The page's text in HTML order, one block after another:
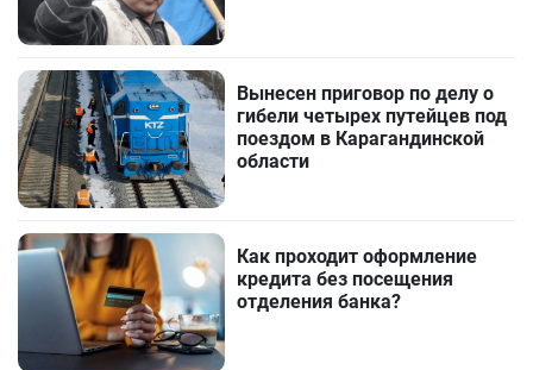
Вынесен приговор по делу о
гибели четырех путейцев под
поездом в Карагандинской
области
Как проходит оформление
кредита без посещения
отделения банка?